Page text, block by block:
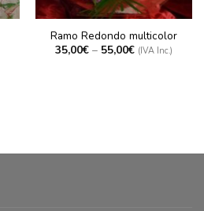
Ramo Redondo multicolor
35,00€ – 55,00€ (IVA Inc.)